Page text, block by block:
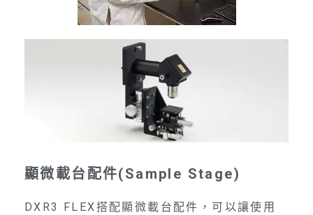
顯微載台配件(Sample Stage)
DXR3 FLEX搭配顯微載台配件，可以讓使用